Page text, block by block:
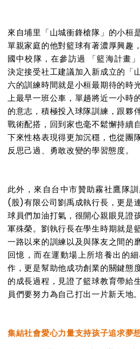
來自埔里「山城衝鋒槍隊」的小桓
單親家庭的他對籃球有著濃厚興趣
國中校隊，在參訪過
「籃海計畫
決定接受社工建議加入新成立的「
六的訓練時間就是小桓最期待的時
上最早一班公車，單趟將近一小時
的意志，積極投入球隊訓練，跟夥
戰術配搭，回到家也毫不鬆懈持續
下來性格表現得更加沉穩，也從團
反思己過、勇敢改變的學習態度。
此外，來自台中市贊助霧社鷹隊
(股)有限公司劉禹成執行長，更是
球員們加油打氣，很開心親眼見證
軍殊榮。劉執行長在學生時期就是
一路以來的訓練以及與隊友之間的
回憶，而在運動場上所培養出的
作，更是幫助他成功創業的關鍵態
的成長過程，見證了籃球教育帶給
員們要努力為自己打出一片新天地。
集結社會愛心力量支持孩子追求夢